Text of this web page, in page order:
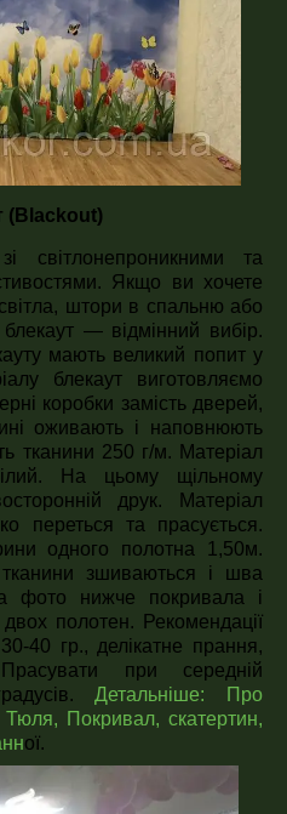
(Blackout)
світлонепроникними та
Якщо ви хочете
штори в спальню або
― відмінний вибір.
мають великий попит у
блекаут виготовляємо
коробки замість дверей,
оживають і наповнюють
тканини 250 г/м. Матеріал
На цьому щільному
друк. Матеріал
переться та прасується.
одного полотна 1,50м.
зшиваються і шва
фото нижче покривала і
полотен. Рекомендації
40 гр., делікатне прання,
при середній
Детальніше:
Про
Покривал, скатертин,
ої.